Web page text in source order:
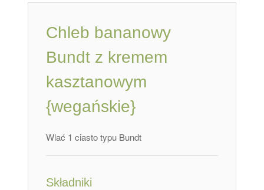
Chleb bananowy
Bundt z kremem
kasztanowym
{wegańskie}
Wlać 1 ciasto typu Bundt
Składniki